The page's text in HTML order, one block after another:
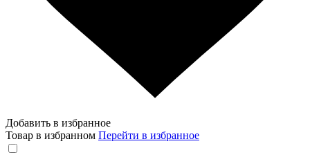
Добавить в избранное
Товар в избранном Перейти в избранное